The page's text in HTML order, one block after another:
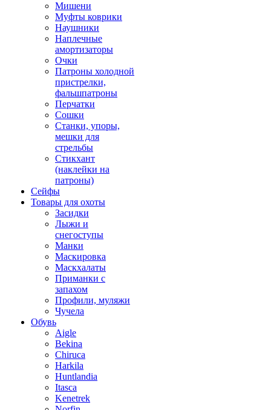
Мишени
Муфты коврики
Наушники
Наплечные
амортизаторы
Очки
Патроны холодной
пристрелки,
фальшпатроны
Перчатки
Сошки
Станки, упоры,
мешки для
стрельбы
Стикхант
(наклейки на
патроны)
Сейфы
Товары для охоты
Засидки
Лыжи и
снегоступы
Манки
Маскировка
Маскхалаты
Приманки с
запахом
Профили, муляжи
Чучела
Обувь
Aigle
Bekina
Chiruсa
Harkila
Huntlandia
Itasca
Kenetrek